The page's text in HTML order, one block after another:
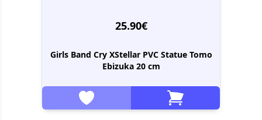
25.90€
Girls Band Cry XStellar PVC Statue Tomo
Ebizuka 20 cm